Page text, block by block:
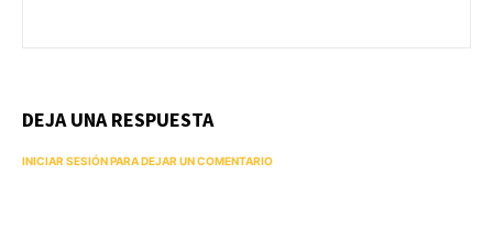
DEJA UNA RESPUESTA
INICIAR SESIÓN PARA DEJAR UN COMENTARIO